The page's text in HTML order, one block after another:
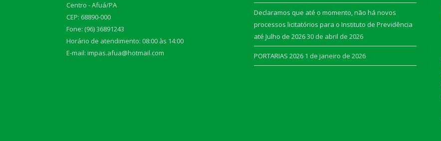
Centro - Afuá/PA
CEP: 68890-000
Fone: (96) 36891243
Horário de atendimento: 08:00 às 14:00
E-mail: impas.afua@hotmail.com
Declaramos que até o momento, não há novos
processos licitatórios para o Instituto de Previdência
até Julho de 202630 de abril de 2026
PORTARIAS 2026 1 de janeiro de 2026